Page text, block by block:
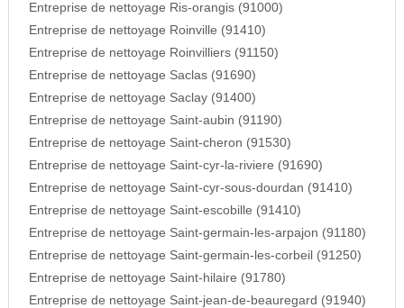
Entreprise de nettoyage Ris-orangis (91000)
Entreprise de nettoyage Roinville (91410)
Entreprise de nettoyage Roinvilliers (91150)
Entreprise de nettoyage Saclas (91690)
Entreprise de nettoyage Saclay (91400)
Entreprise de nettoyage Saint-aubin (91190)
Entreprise de nettoyage Saint-cheron (91530)
Entreprise de nettoyage Saint-cyr-la-riviere (91690)
Entreprise de nettoyage Saint-cyr-sous-dourdan (91410)
Entreprise de nettoyage Saint-escobille (91410)
Entreprise de nettoyage Saint-germain-les-arpajon (91180)
Entreprise de nettoyage Saint-germain-les-corbeil (91250)
Entreprise de nettoyage Saint-hilaire (91780)
Entreprise de nettoyage Saint-jean-de-beauregard (91940)